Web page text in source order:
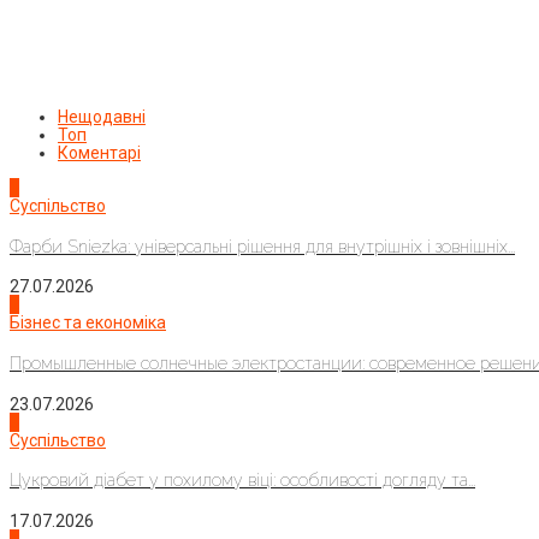
Нещодавні
Топ
Коментарі
Суспільство
Фарби Sniezka: універсальні рішення для внутрішніх і зовнішніх...
27.07.2026
Бізнес та економіка
Промышленные солнечные электростанции: современное
23.07.2026
Суспільство
Цукровий діабет у похилому віці: особливості догляду та...
17.07.2026